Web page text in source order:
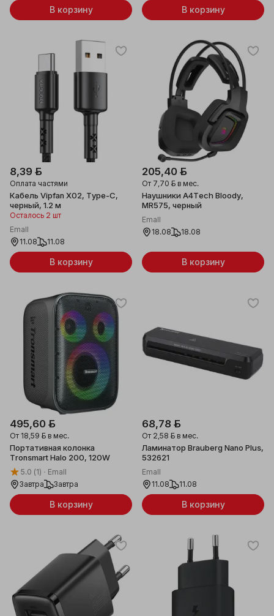
В корзину В корзину
8,39 ƃ
Оплата частями
Кабель Vipfan X02, Type-C,
черный, 1.2 м
Осталось 2 шт
Emall
11.08
11.08
В корзину
205,40 ƃ
От 7,70 ƃ в мес.
Наушники A4Tech Bloody,
MR575, черный
Emall
18.08
18.08
В корзину
495,60 ƃ
От 18,59 ƃ в мес.
Портативная колонка
Tronsmart Halo 200, 120W
5.0 (1)
Emall
Завтра
Завтра
В корзину
68,78 ƃ
От 2,58 ƃ в мес.
Ламинатор Brauberg Nano Plus,
532621
Emall
11.08
11.08
В корзину